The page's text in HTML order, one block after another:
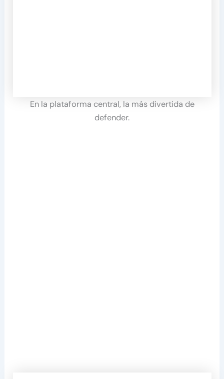
En la plataforma central, la más divertida de
defender.